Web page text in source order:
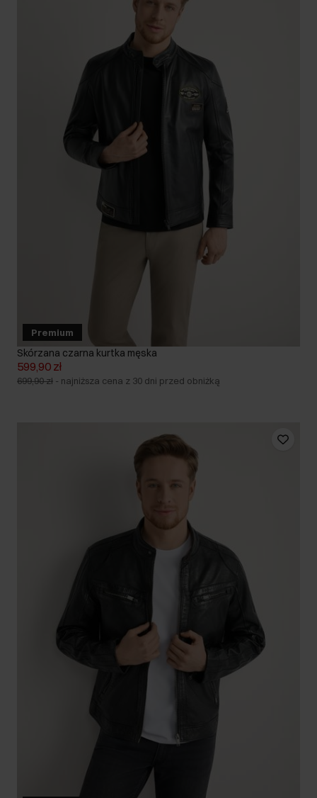
Premium
Skórzana czarna kurtka męska
599,90 zł
699,90 zł - najniższa cena z 30 dni przed obniżką